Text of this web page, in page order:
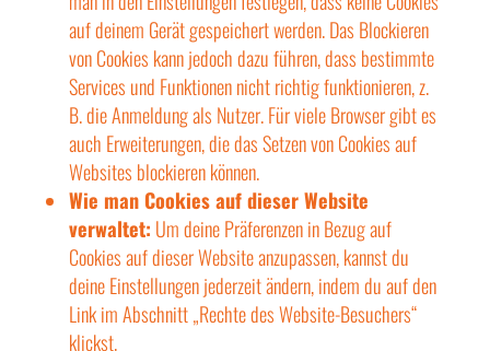
auf deinem Gerät gespeichert werden. Das Blockieren
von Cookies kann jedoch dazu führen, dass bestimmte
Services und Funktionen nicht richtig funktionieren, z.
B. die Anmeldung als Nutzer. Für viele Browser gibt es
auch Erweiterungen, die das Setzen von Cookies auf
Websites blockieren können.
Wie man Cookies auf dieser Website
verwaltet: Um deine Präferenzen in Bezug auf
Cookies auf dieser Website anzupassen, kannst du
deine Einstellungen jederzeit ändern, indem du auf den
Link im Abschnitt „Rechte des Website-Besuchers“
klickst.